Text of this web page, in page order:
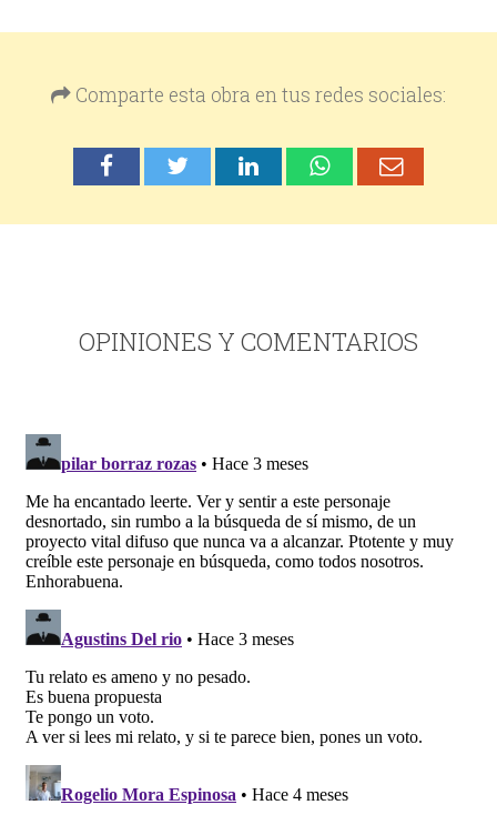
Comparte esta obra en tus redes sociales:
OPINIONES Y COMENTARIOS